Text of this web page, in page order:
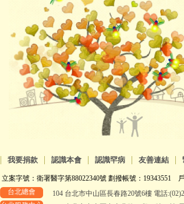
| 我要捐款 | 認識本會 | 認識罕病 | 友善連結 |
立案字號：衛署醫字第88022340號 劃撥帳號：19343551
台北總會
104 台北市中山區長春路20號6樓 電話